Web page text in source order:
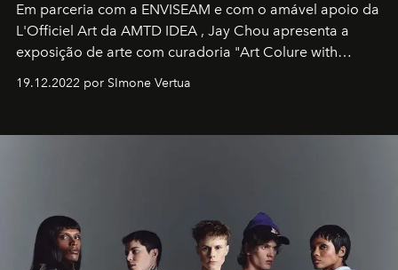
Em parceria com a ENVISEAM e com o amável apoio da
L'Officiel Art da AMTD IDEA , Jay Chou apresenta a
exposição de arte com curadoria "Art Colure with
19.12.2022 por SImone Vertua